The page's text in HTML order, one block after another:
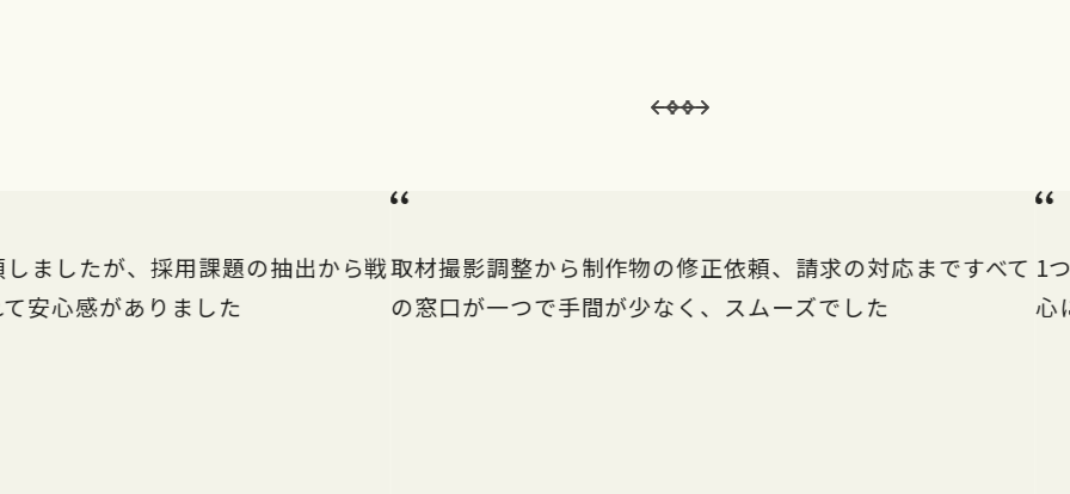
ましたが、採用課題の抽出から戦
安心感がありました
取材撮影調整から制作物の修正依頼、請求の対応まですべて
の窓口が一つで手間が少なく、スムーズでした
1
心